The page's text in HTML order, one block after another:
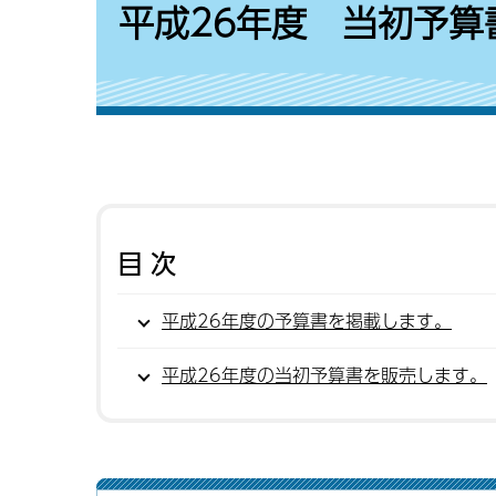
平成26年度 当初予算
目次
平成26年度の予算書を掲載します。
平成26年度の当初予算書を販売します。